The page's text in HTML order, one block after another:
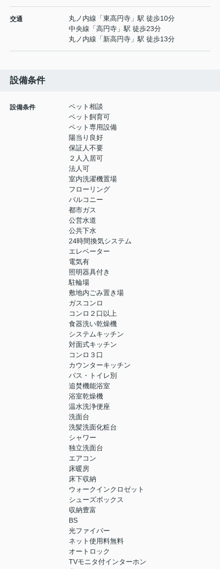
交通 丸ノ内線 「東高円寺 」駅 徒歩10分
中央線 「高円寺 」駅 徒歩23分
丸ノ内線 「新高円寺 」駅 徒歩13分
設備条件
設備条件
ペット相談
ペット飼育可
ペット専用設備
陽当り良好
保証人不要
２人入居可
法人可
室内洗濯機置場
フローリング
バルコニー
都市ガス
公営水道
公共下水
24時間換気システム
エレベーター
電気有
照明器具付き
駐輪場
敷地内ごみ置き場
ガスコンロ
コンロ２口以上
食器洗い乾燥機
システムキッチン
対面式キッチン
コンロ３口
カウンターキッチン
バス・トイレ別
追焚機能浴室
浴室乾燥機
温水洗浄便座
洗面台
洗髪洗面化粧台
シャワー
独立洗面台
エアコン
床暖房
床下収納
ウォークインクロゼット
シューズボックス
収納豊富
BS
光ファイバー
ネット使用料無料
オートロック
TVモニタ付インターホン